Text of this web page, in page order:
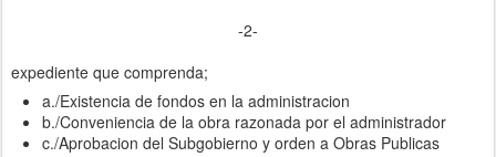
-2-
expediente que comprenda;
a./Existencia de fondos en la administracion
b./Conveniencia de la obra razonada por el administrador
c./Aprobacion del Subgobierno y orden a Obras Publicas